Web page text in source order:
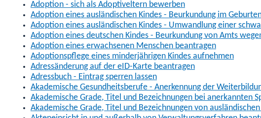
Adoption - sich als Adoptiveltern bewerben
Adoption eines ausländischen Kindes - Beurkundung im
Adoption eines ausländischen Kindes - Umwandlung einer
Adoption eines deutschen Kindes - Beurkundung von Amts
Adoption eines erwachsenen Menschen beantragen
Adoptionspflege eines minderjährigen Kindes aufnehmen
Adressänderung auf der eID-Karte beantragen
Adressbuch - Eintrag sperren lassen
Akademische Gesundheitsberufe - Anerkennung der
Akademische Grade, Titel und Bezeichnungen bei anerkannten
Akademische Grade, Titel und Bezeichnungen von